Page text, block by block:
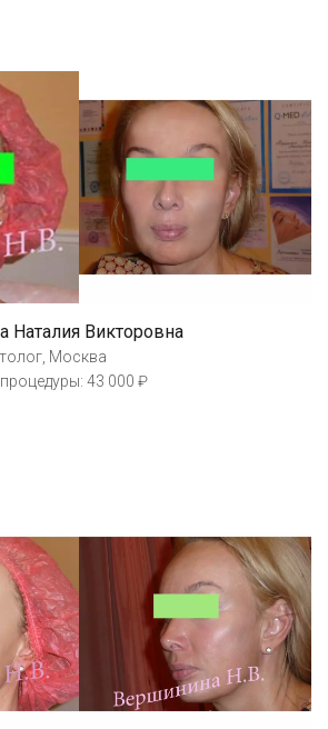
Наталия Викторовна
Москва
43 000 ₽